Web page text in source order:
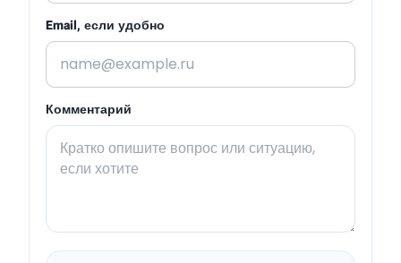
Email, если удобно
Комментарий